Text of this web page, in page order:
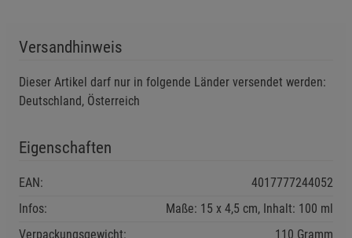
H335 Kann die Atemwege reizen.
Sicherheitshinweise:
Kennzeichnungsetikett bereithalten.
P102 Darf nicht in die Hände von Kindern gelangen.
Gebrauch.
P261 Einatmen von
Versandhinweis
Dieser Artikel darf nur in folgende Länder versendet werden:
Deutschland, Österreich
Eigenschaften
EAN:
4017777244052
Infos:
Maße: 15 x 4,5 cm, Inhalt: 100 ml
Verpackungsgewicht:
110 Gramm